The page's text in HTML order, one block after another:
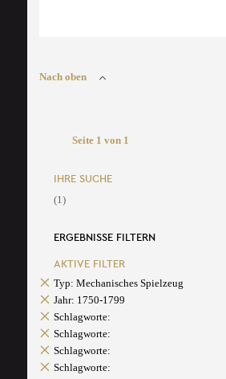
Nach oben
Seite 1 von 1
IHRE SUCHE
(1)
ERGEBNISSE FILTERN
AKTIVE FILTER
Typ: Mechanisches Spielzeug
Jahr: 1750-1799
Schlagworte:
Schlagworte:
Schlagworte:
Schlagworte: